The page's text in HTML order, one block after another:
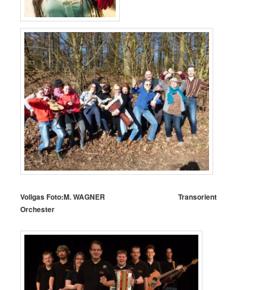
Vollgas Foto:M. WAGNER
Transorient
Orchester